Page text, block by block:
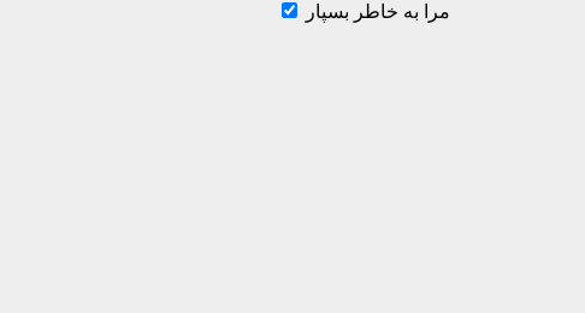
مرا به خاطر بسپار